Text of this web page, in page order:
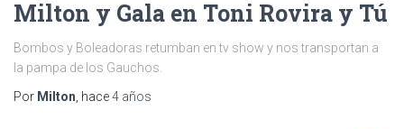
Milton y Gala en Toni Rovira y Tú
Bombos y Boleadoras retumban en tv show y nos transportan a
la pampa de los Gauchos.
Por Milton , hace4 años